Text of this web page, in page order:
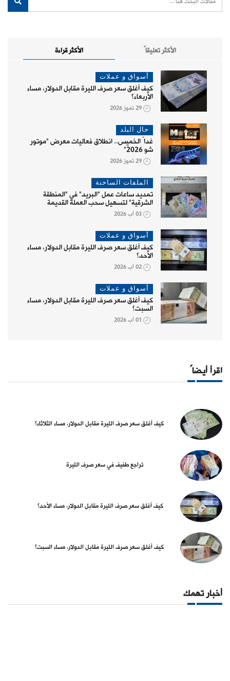
الأكثر قراءة الأكثر تعليقاً
أسواق و عملات
كيف أغلق سعر صرف الليرة مقابل الدولار، مساء
الأربعاء؟
29 تموز 2026
حال البلد
غداً الخميس.. انطلاق فعاليات معرض "موتور
شو 2026"
29 تموز 2026
الملفات الساخنة
تمديد ساعات عمل "البريد" في "المنطقة
الشرقية" لتسهيل سحب العملة القديمة
03 آب 2026
أسواق و عملات
كيف أغلق سعر صرف الليرة مقابل الدولار، مساء
الأحد؟
02 آب 2026
أسواق و عملات
كيف أغلق سعر صرف الليرة مقابل الدولار، مساء
السبت؟
01 آب 2026
اقرأ أيضاً
كيف أغلق سعر صرف الليرة مقابل الدولار، مساء الثلاثاء؟
تراجع طفيف في سعر صرف الليرة
كيف أغلق سعر صرف الليرة مقابل الدولار، مساء الأحد؟
كيف أغلق سعر صرف الليرة مقابل الدولار، مساء السبت؟
أخبار تهمك